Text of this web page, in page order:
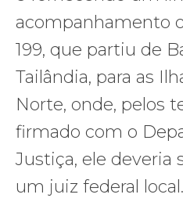
acompanhamento
199, que partiu de
Tailândia, para as
Norte, onde, pelos
firmado com o
Justiça, ele deveria
um juiz federal local.